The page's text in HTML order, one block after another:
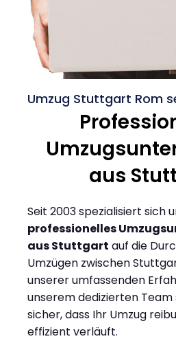
Umzug Stuttgart Rom
aus
Seit 2003 spezialisiert sich
professionelles
aus Stuttgart auf die
Umzügen zwischen
unserer umfassenden
unserem dedizierten
sicher, dass Ihr Umzug
effizient verläuft.